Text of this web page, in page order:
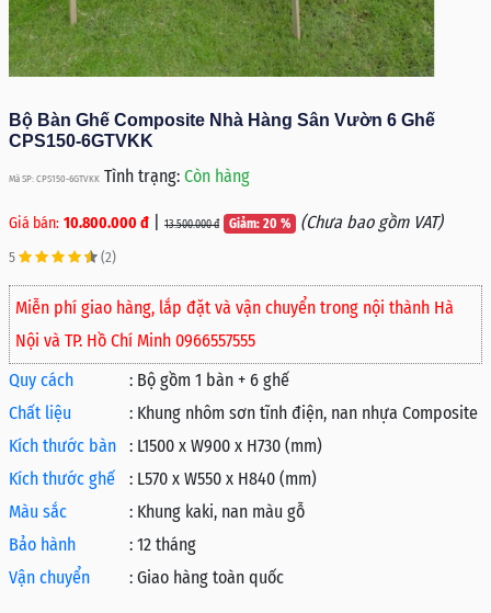
Bộ Bàn Ghế Composite Nhà Hàng Sân Vườn 6 Ghế
CPS150-6GTVKK
Mã SP: CPS150-6GTVKK Tình trạng: Còn hàng
Giá bán: 10.800.000 đ 13.500.000 đ Giảm: 20 % (Chưa bao gồm VAT)
5 (2)
Miễn phí giao hàng, lắp đặt và vận chuyển trong nội thành Hà
Nội và TP. Hồ Chí Minh 0966557555
Quy cách
: Bộ gồm 1 bàn + 6 ghế
Chất liệu
: Khung nhôm sơn tĩnh điện, nan nhựa Composite
Kích thước bàn
: L1500 x W900 x H730 (mm)
Kích thước ghế
: L570 x W550 x H840 (mm)
Màu sắc
: Khung kaki, nan màu gỗ
Bảo hành
: 12 tháng
Vận chuyển
: Giao hàng toàn quốc